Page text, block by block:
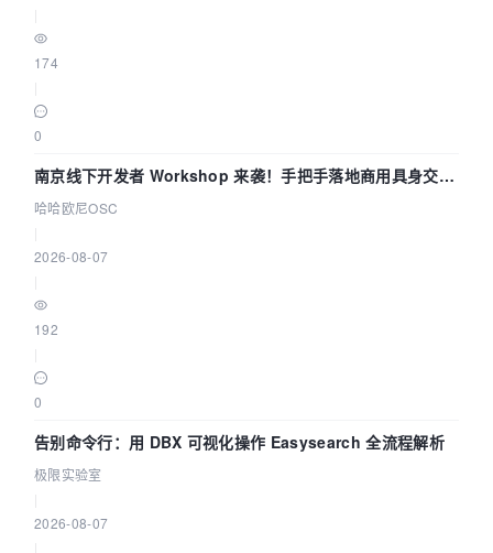
174
0
南京线下开发者 Workshop 来袭！手把手落地商用具身交互
智能 Agent 应用
哈哈欧尼OSC
2026-08-07
192
0
告别命令行：用 DBX 可视化操作 Easysearch 全流程解析
极限实验室
2026-08-07